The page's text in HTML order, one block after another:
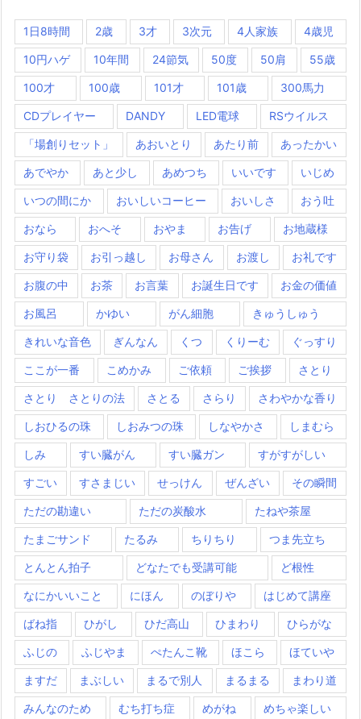
1日8時間 2歳 3才 3次元 4人家族 4歳児
10円ハゲ 10年間 24節気 50度 50肩 55歳
100才 100歳 101才 101歳 300馬力
CDプレイヤー DANDY LED電球 RSウイルス
「場創りセット」 あおいとり あたり前 あったかい
あでやか あと少し あめつち いいです いじめ
いつの間にか おいしいコーヒー おいしさ おう吐
おなら おへそ おやま お告げ お地蔵様
お守り袋 お引っ越し お母さん お渡し お礼です
お腹の中 お茶 お言葉 お誕生日です お金の価値
お風呂 かゆい がん細胞 きゅうしゅう
きれいな音色 ぎんなん くつ くりーむ ぐっすり
ここが一番 こめかみ ご依頼 ご挨拶 さとり
さとり さとりの法 さとる さらり さわやかな香り
しおひるの珠 しおみつの珠 しなやかさ しまむら
しみ すい臓がん すい臓ガン すがすがしい
すごい すさまじい せっけん ぜんざい その瞬間
ただの勘違い ただの炭酸水 たねや茶屋
たまごサンド たるみ ちりちり つま先立ち
とんとん拍子 どなたでも受講可能 ど根性
なにかいいこと にほん のぼりや はじめて講座
ばね指 ひがし ひだ高山 ひまわり ひらがな
ふじの ふじやま ぺたんこ靴 ほこら ほていや
ますだ まぶしい まるで別人 まるまる まわり道
みんなのため むち打ち症 めがね めちゃ楽しい